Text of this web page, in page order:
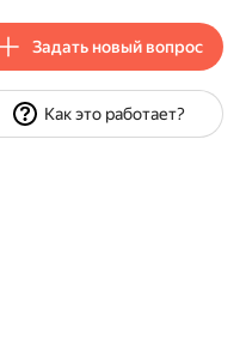
Задать новый вопрос
Как это работает?